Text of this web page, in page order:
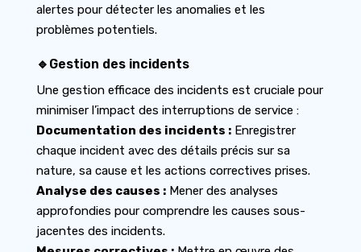
alertes pour détecter les anomalies et les
problèmes potentiels.
🔹Gestion des incidents
Une gestion efficace des incidents est cruciale pour
minimiser l’impact des interruptions de service :
Documentation des incidents :Enregistrer
chaque incident avec des détails précis sur sa
nature, sa cause et les actions correctives prises.
Analyse des causes :Mener des analyses
approfondies pour comprendre les causes sous-
jacentes des incidents.